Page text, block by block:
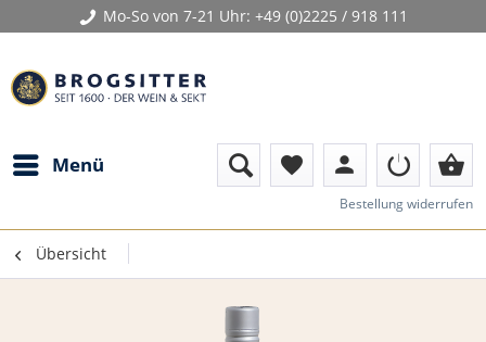
Mo-So von 7-21 Uhr: +49 (0)2225 / 918 111
Menü favorite person shopping_basket
Bestellung widerrufen
Übersicht